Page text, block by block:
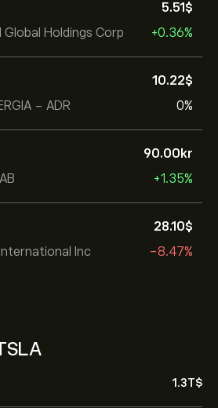
Global Holdings Corp
5.51‎$‎
+0.36%
- ADR
10.22‎$‎
0%
90.00‎kr‎
+1.35%
Inc
28.10‎$‎
-8.47%
1.3T‎$‎